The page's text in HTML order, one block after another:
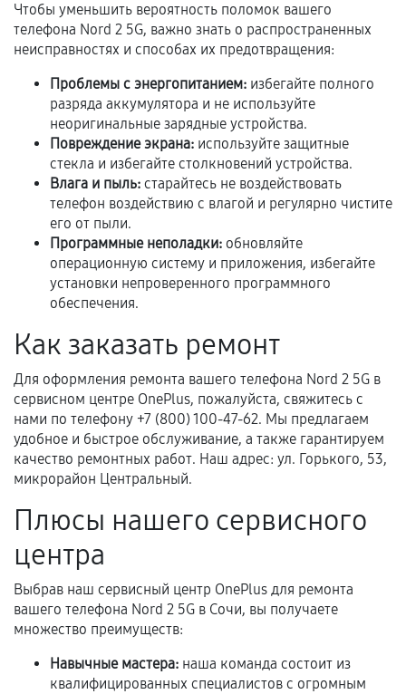
Расширенная гарантия
В некоторых случаях возможно оформление
расширенной гарантии. Стоимость, сроки и
условия продления согласовываются отдельно и
фиксируются в документах.
Когда гарантия не действует
Нарушение правил эксплуатации,
механические повреждения, попадание влаги,
перегрев, коррозия.
Самостоятельный ремонт или вмешательство
Естественный износ деталей, если иное не
предусмотрено отдельно.
Обращение после окончания гарантийного
срока.
отдельных условиях.
Если комплектующие куплены
самостоятельно
Гарантия на выполненные работы может
сохраняться полностью или частично, если
Чтобы уменьшить вероятность поломок вашего
телефона Nord 2 5G, важно знать о распространенных
неисправностях и способах их предотвращения:
Проблемы с энергопитанием: избегайте полного
разряда аккумулятора и не используйте
неоригинальные зарядные устройства.
Повреждение экрана: используйте защитные
стекла и избегайте столкновений устройства.
Влага и пыль: старайтесь не воздействовать
телефон воздействию с влагой и регулярно чистите
его от пыли.
Программные неполадки: обновляйте
операционную систему и приложения, избегайте
установки непроверенного программного
обеспечения.
Как заказать ремонт
Для оформления ремонта вашего телефона Nord 2 5G в
сервисном центре OnePlus, пожалуйста, свяжитесь с
нами по телефону +7 (800) 100-47-62. Мы предлагаем
удобное и быстрое обслуживание, а также гарантируем
качество ремонтных работ. Наш адрес: ул. Горького, 53,
микрорайон Центральный.
Плюсы нашего сервисного
центра
Выбрав наш сервисный центр OnePlus для ремонта
вашего телефона Nord 2 5G в Сочи, вы получаете
множество преимуществ:
Навычные мастера: наша команда состоит из
квалифицированных специалистов с огромным